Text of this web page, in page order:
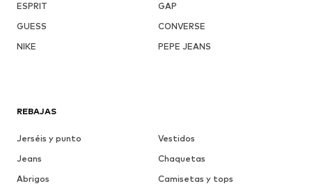
ESPRIT
GAP
GUESS
CONVERSE
NIKE
PEPE JEANS
REBAJAS
Jerséis y punto
Vestidos
Jeans
Chaquetas
Abrigos
Camisetas y tops